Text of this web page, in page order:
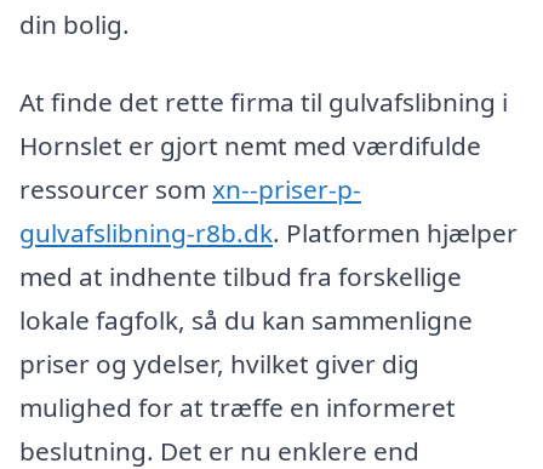
din bolig.
At finde det rette firma til gulvafslibning i
Hornslet er gjort nemt med værdifulde
ressourcer som xn--priser-p-
gulvafslibning-r8b.dk. Platformen hjælper
med at indhente tilbud fra forskellige
lokale fagfolk, så du kan sammenligne
priser og ydelser, hvilket giver dig
mulighed for at træffe en informeret
beslutning. Det er nu enklere end